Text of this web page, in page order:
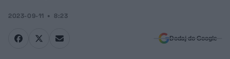
2023-09-11 8:23
Dodaj do Google